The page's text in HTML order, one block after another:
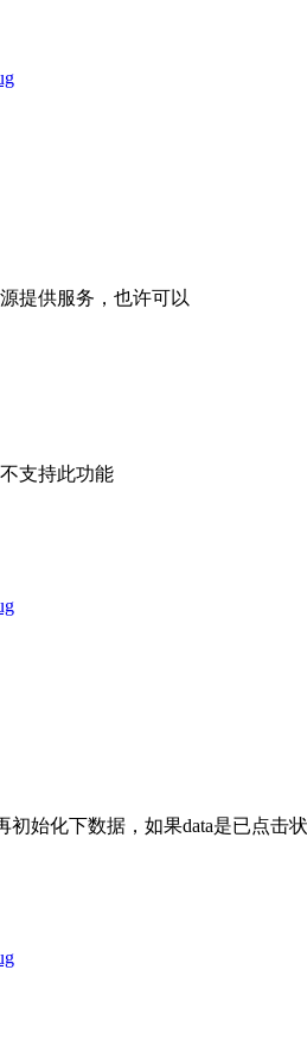
提供服务，也许可以
支持此功能
始化下数据，如果data是已点击